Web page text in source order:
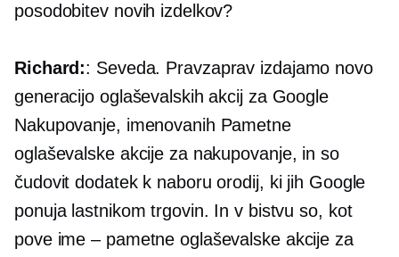
posodobitev novih izdelkov?
Richard:: Seveda. Pravzaprav izdajamo novo
generacijo oglaševalskih akcij za Google
Nakupovanje, imenovanih Pametne
oglaševalske akcije za nakupovanje, in so
čudovit dodatek k naboru orodij, ki jih Google
ponuja lastnikom trgovin. In v bistvu so, kot
pove ime – pametne oglaševalske akcije za